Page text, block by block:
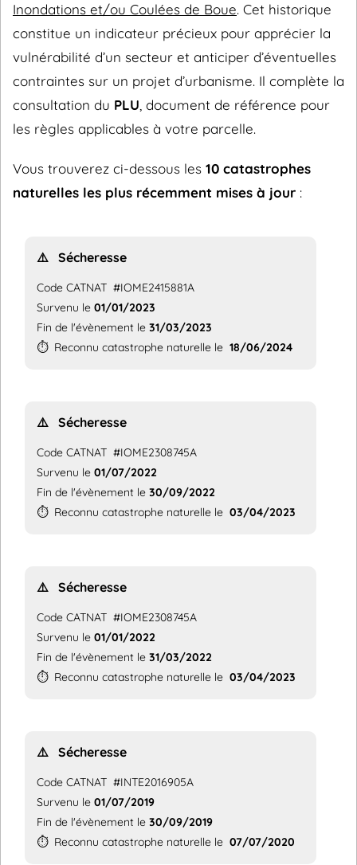
Inondations et/ou Coulées de Boue. Cet historique
constitue un indicateur précieux pour apprécier la
vulnérabilité d’un secteur et anticiper d’éventuelles
contraintes sur un projet d’urbanisme. Il complète la
consultation du PLU, document de référence pour
les règles applicables à votre parcelle.
Vous trouverez ci-dessous les 10 catastrophes
naturelles les plus récemment mises à jour :
⚠️ Sécheresse
Code CATNAT #IOME2415881A
Survenu le 01/01/2023
Fin de l'évènement le 31/03/2023
⏱️ Reconnu catastrophe naturelle le 18/06/2024
⚠️ Sécheresse
Code CATNAT #IOME2308745A
Survenu le 01/07/2022
Fin de l'évènement le 30/09/2022
⏱️ Reconnu catastrophe naturelle le 03/04/2023
⚠️ Sécheresse
Code CATNAT #IOME2308745A
Survenu le 01/01/2022
Fin de l'évènement le 31/03/2022
⏱️ Reconnu catastrophe naturelle le 03/04/2023
⚠️ Sécheresse
Code CATNAT #INTE2016905A
Survenu le 01/07/2019
Fin de l'évènement le 30/09/2019
⏱️ Reconnu catastrophe naturelle le 07/07/2020